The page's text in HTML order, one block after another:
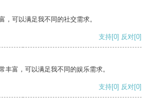
，可以满足我不同的社交需求。
支持[0] 反对[0]
丰富，可以满足我不同的娱乐需求。
支持[0] 反对[0]